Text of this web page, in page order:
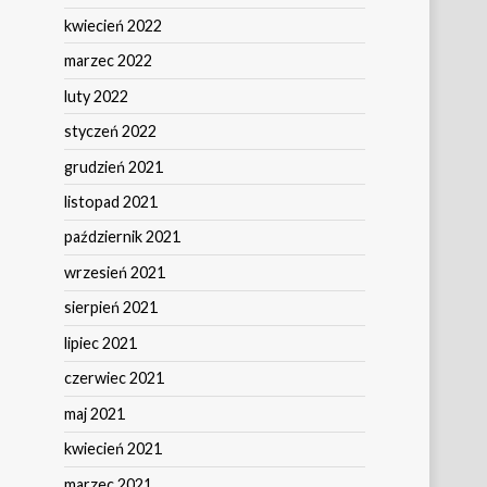
kwiecień 2022
marzec 2022
luty 2022
styczeń 2022
grudzień 2021
listopad 2021
październik 2021
wrzesień 2021
sierpień 2021
lipiec 2021
czerwiec 2021
maj 2021
kwiecień 2021